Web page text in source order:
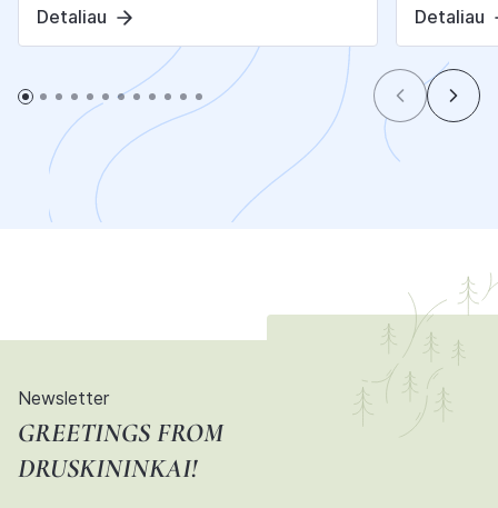
Detaliau Detaliau
Newsletter
GREETINGS FROM
DRUSKININKAI!